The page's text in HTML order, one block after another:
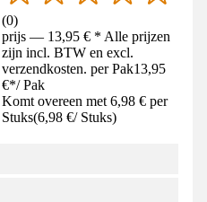
(0)
prijs — 13,95 € * Alle prijzen
zijn incl. BTW en excl.
verzendkosten. per Pak13,95
€*/ Pak
Komt overeen met 6,98 € per
Stuks(6,98 €/ Stuks)